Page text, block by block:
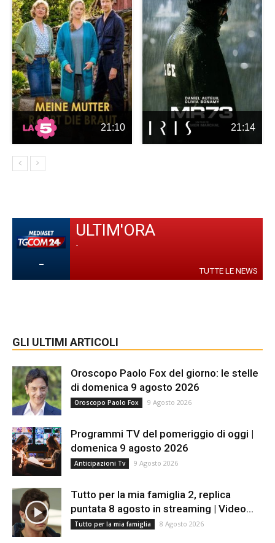
21:10 21:14
-
ULTIM'ORA
-
TUTTE LE NEWS
GLI ULTIMI ARTICOLI
Oroscopo Paolo Fox del giorno: le stelle
di domenica 9 agosto 2026
Oroscopo Paolo Fox 9 Agosto 2026
Programmi TV del pomeriggio di oggi |
domenica 9 agosto 2026
Anticipazioni Tv 9 Agosto 2026
Tutto per la mia famiglia 2, replica
puntata 8 agosto in streaming | Video...
Tutto per la mia famiglia 8 Agosto 2026